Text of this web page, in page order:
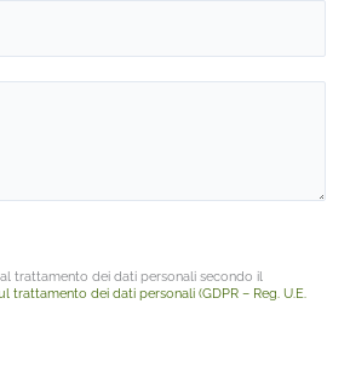
trattamento dei dati personali secondo il
trattamento dei dati personali (GDPR – Reg. U.E.